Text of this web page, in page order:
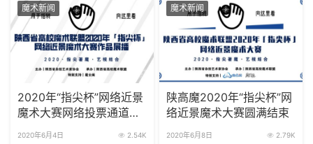
魔术新闻
2020年“指尖杯”网络近景
魔术大赛网络投票通道已
2020年6月4日 2.54K
魔术新闻
陕高魔2020年“指尖杯”网
络近景魔术大赛圆满结束
2020年6月8日 2.79K